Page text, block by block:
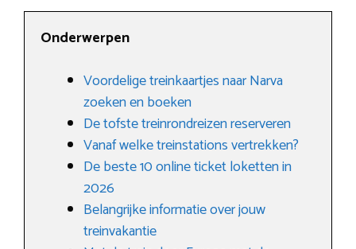
Onderwerpen
Voordelige treinkaartjes naar Narva
zoeken en boeken
De tofste treinrondreizen reserveren
Vanaf welke treinstations vertrekken?
De beste 10 online ticket loketten in
2026
Belangrijke informatie over jouw
treinvakantie